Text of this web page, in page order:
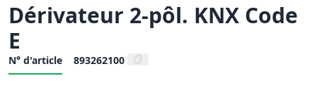
Dérivateur 2-pôl. KNX Code
E
N° d'article 893262100